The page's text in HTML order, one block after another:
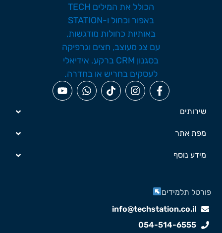
שירותים
מפת אתר
מידע נוסף
info@techstation.co.il
054-514-6555
תלמידים